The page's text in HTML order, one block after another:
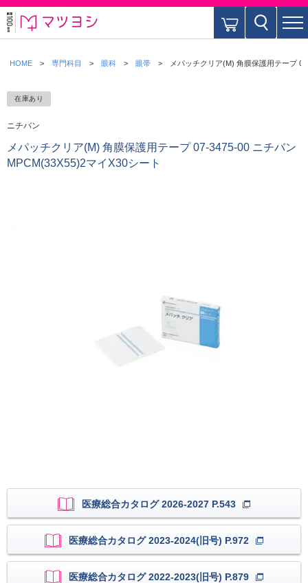
HOME 専門科目 眼科 眼帯 メパッチクリア(M) 角膜保護用テープ
在庫あり
ニチバン
メパッチクリア(M) 角膜保護用テープ 07-3475-00 ニチバン
MPCM(33X55)2マイX30シート
医療総合カタログ 2026-2027 P.543
医療総合カタログ 2023-2024(旧号) P.972
医療総合カタログ 2022-2023(旧号) P.879